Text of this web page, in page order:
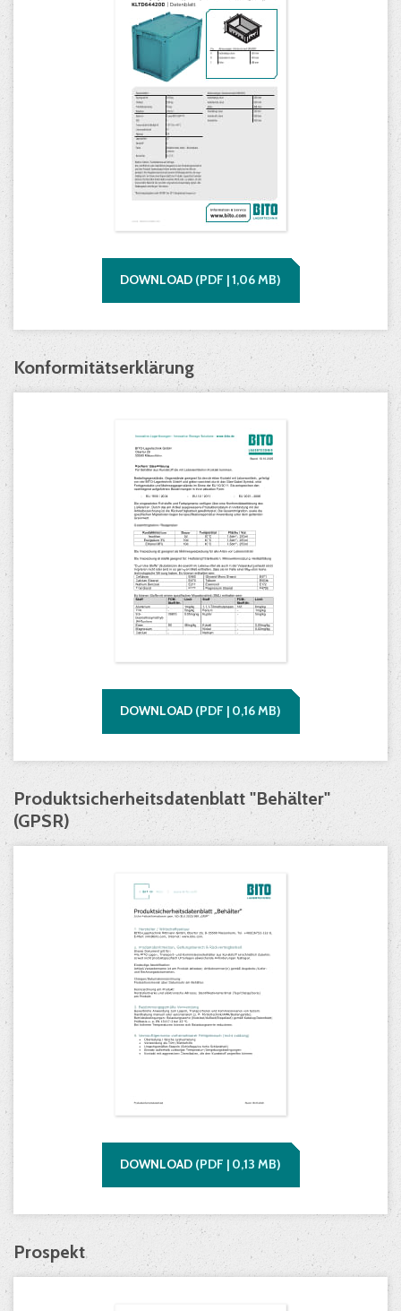
DOWNLOAD (PDF |1,06MB)
Konformitätserklärung
DOWNLOAD (PDF | 0,16MB)
Produktsicherheitsdatenblatt "Behälter"
(GPSR)
DOWNLOAD (PDF | 0,13 MB)
Prospekt